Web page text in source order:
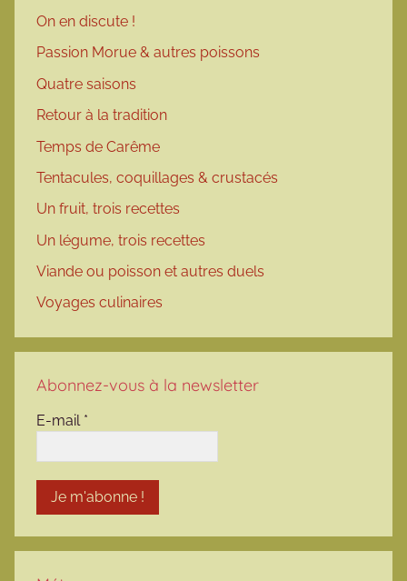
On en discute !
Passion Morue & autres poissons
Quatre saisons
Retour à la tradition
Temps de Carême
Tentacules, coquillages & crustacés
Un fruit, trois recettes
Un légume, trois recettes
Viande ou poisson et autres duels
Voyages culinaires
Abonnez-vous à la newsletter
E-mail *